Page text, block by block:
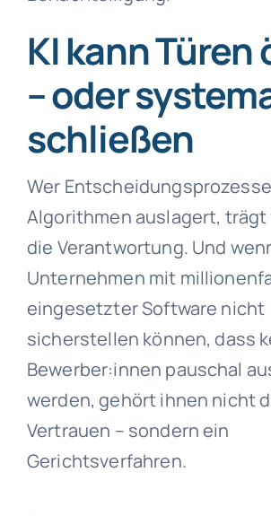
KI kann Türen
– oder
schließen
Wer
Algorithmen auslagert,
die Verantwortung. Und
Unternehmen mit
eingesetzter Software nicht
sicherstellen können, dass
Bewerber:innen pauschal
werden, gehört ihnen nicht
Vertrauen – sondern ein
Gerichtsverfahren.